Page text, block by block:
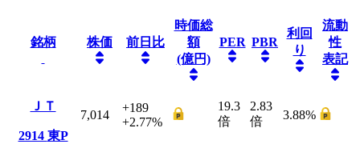
銘柄 株価 前日比
時価総
額
(億円)
PER PBR
利回
り
流動
性
表記
ＪＴ
2914 東P
7,014
+189
+2.77%
19.3
倍
2.83
倍
3.88%